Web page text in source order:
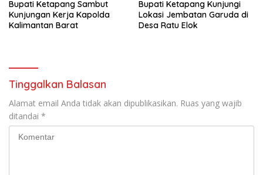
Bupati Ketapang Sambut
Kunjungan Kerja Kapolda
Kalimantan Barat
Bupati Ketapang Kunjungi
Lokasi Jembatan Garuda di
Desa Ratu Elok
Tinggalkan Balasan
Alamat email Anda tidak akan dipublikasikan. Ruas yang wajib
ditandai *